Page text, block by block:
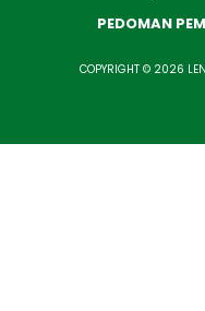
PEDOMAN
COPYRIGHT © 2026